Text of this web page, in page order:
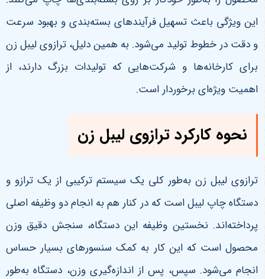
این ویژگی باعث تسهیل فرآیندهای بسته‌بندی و بهبود سرعت
و دقت در خطوط تولید می‌شود. به همین دلیل، ترازوی لیبل زن
برای کارخانه‌ها و شرکت‌هایی که تولیدات بزرگ دارند، از
اهمیت ویژه‌ای برخوردار است.
نحوه کارکرد ترازوی لیبل زن
ترازوی لیبل زن به‌طور کلی یک سیستم ترکیبی از یک ترازو و
دستگاه چاپ لیبل است که در کنار هم به انجام دو وظیفه اصلی
پرداخته‌اند. نخستین وظیفه این دستگاه، سنجش دقیق وزن
محصول است که این کار به کمک سنسورهای بسیار حساس
انجام می‌شود. سپس، پس از اندازه‌گیری وزن، دستگاه به‌طور